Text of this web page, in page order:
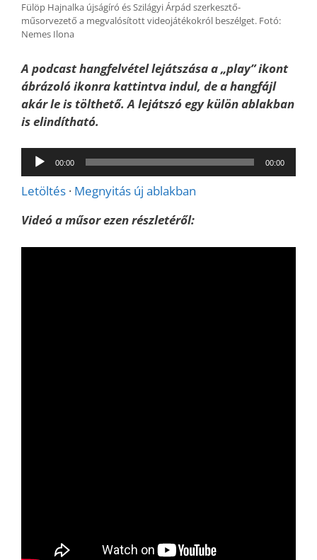
Fülöp Hajnalka újságíró és Szilágyi Árpád szerkesztő-
műsorvezető a megvalósított videojátékokról beszélget. Fotó:
Nemes Ilona
A podcast hangfelvétel lejátszása a „play” ikont
ábrázoló ikonra kattintva indul, de a hangfájl
akár le is tölthető. A lejátszó egy külön ablakban
is elindítható.
Audió
lejátszó
00:00 00:00
Letöltés · Megnyitás új ablakban
Videó a műsor ezen részletéről: